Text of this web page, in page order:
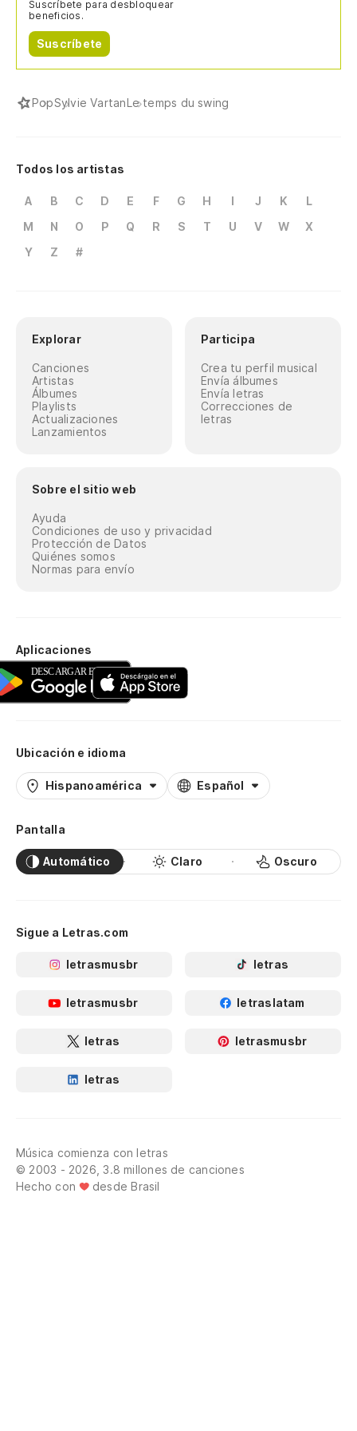
Suscríbete para desbloquear
beneficios.
Suscríbete
PopSylvie VartanLe temps du swing
Todos los artistas
A B C D E F G H I J K
L
M
N O P Q R S T U V W
X
Y
Z #
Explorar
Canciones
Artistas
Álbumes
Playlists
Actualizaciones
Lanzamientos
Participa
Crea tu perfil musical
Envía álbumes
Envía letras
Correcciones de
letras
Sobre el sitio web
Ayuda
Condiciones de uso y privacidad
Protección de Datos
Quiénes somos
Normas para envío
Aplicaciones
Ubicación e idioma
Hispanoamérica Español
Pantalla
Automático Claro Oscuro
Sigue a Letras.com
letrasmusbr letras
letrasmusbr letraslatam
letras letrasmusbr
letras
Música comienza con letras
© 2003 - 2026, 3.8 millones de canciones
Hecho con
desde Brasil